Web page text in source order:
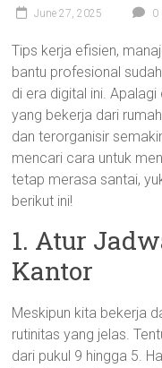
June 27, 2025 0
Tips kerja efisien,
bantu profesional
di era digital ini.
yang bekerja dari
dan terorganisir
mencari cara untuk
tetap merasa santai,
berikut ini!
1. Atur
Kantor
Meskipun kita bekerja
rutinitas yang jelas.
dari pukul 9 hingga 5.